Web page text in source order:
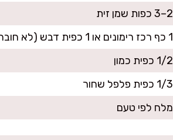
2–3 כפות שמן זית
1 כף רכז רימונים או 1 כפית דבש (לא חובה, לאיזון)
1/2 כפית כמון
1/3 כפית פלפל שחור
מלח לפי טעם